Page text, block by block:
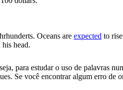
Oceans are expected to
head.
para estudar o uso de palavras
Se você encontrar algum erro